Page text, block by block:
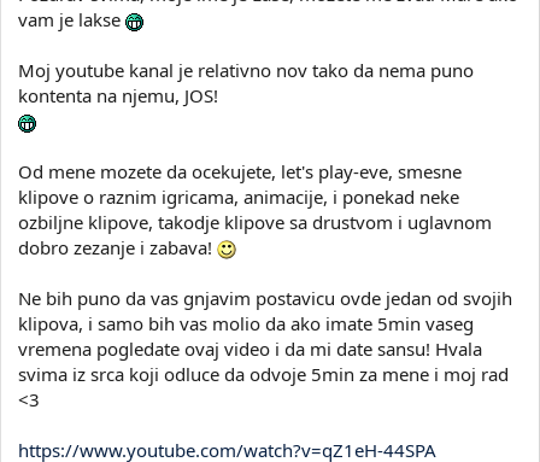
vam je lakse
Moj youtube kanal je relativno nov tako da nema puno
kontenta na njemu, JOS!
Od mene mozete da ocekujete, let's play-eve, smesne
klipove o raznim igricama, animacije, i ponekad neke
ozbiljne klipove, takodje klipove sa drustvom i uglavnom
dobro zezanje i zabava!
Ne bih puno da vas gnjavim postavicu ovde jedan od svojih
klipova, i samo bih vas molio da ako imate 5min vaseg
vremena pogledate ovaj video i da mi date sansu! Hvala
svima iz srca koji odluce da odvoje 5min za mene i moj rad
<3
https://www.youtube.com/watch?v=qZ1eH-44SPA